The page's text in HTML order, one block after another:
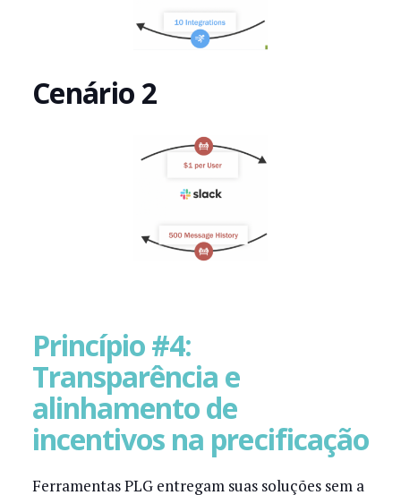
Cenário 2
Princípio #4:
Transparência e
alinhamento de
incentivos na precificação
Ferramentas PLG entregam suas soluções sem a